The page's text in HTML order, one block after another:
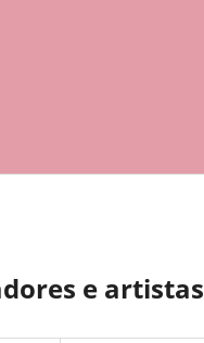
e artistas